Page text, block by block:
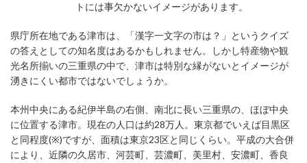
トには事欠かないイメージがあります。
県庁所在地である津市は、「漢字一文字の市は？」というクイズ
の答えとしての知名度はあるかもしれません。しかし特産物や観
光名所揃いの三重県の中で、津市は特別な縁がないとイメージが
湧きにくい都市ではないでしょうか。
本州中央にある紀伊半島の右側、南北に長い三重県の、ほぼ中央
に位置する津市。現在の人口は約28万人。東京都でいえば目黒区
と同程度(※)ですが、面積は東京23区と同じくらい。平成の大合併
により、近隣の久居市、河芸町、芸濃町、美里村、安濃町、香良